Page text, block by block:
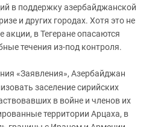
в поддержку азербайджанской
и других городах. Хотя это не
в Тегеране опасаются
течения из-под контроля.
«Заявления», Азербайджан
заселение сирийских
в войне и членов их
территории Арцаха, в